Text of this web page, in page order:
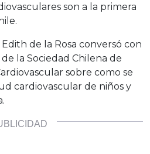
son a la primera
de la Rosa conversó con
la Sociedad Chilena de
sobre como se
cardiovascular de niños y